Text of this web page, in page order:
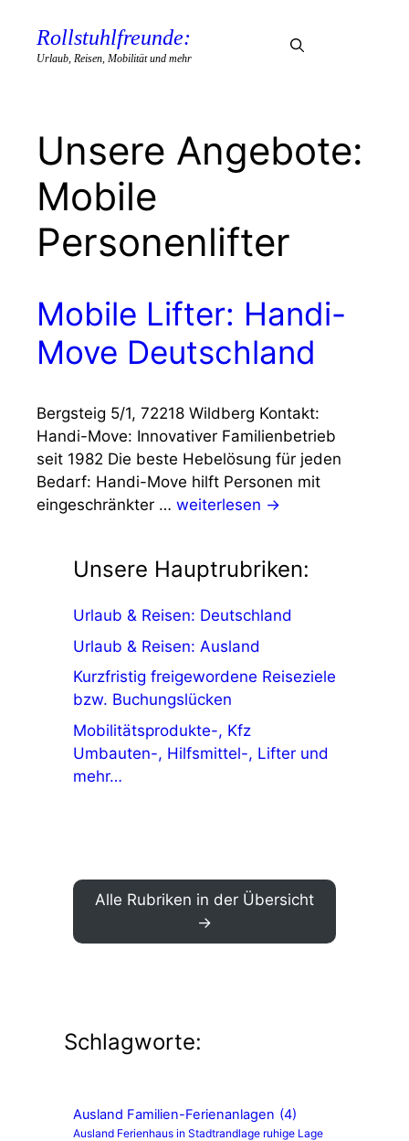
Inhalt
springen
Rollstuhlfreunde:
Urlaub, Reisen, Mobilität und mehr
Mobile
Personenlifter
Mobile Lifter: Handi-
Move Deutschland
Bergsteig 5/1, 72218 Wildberg Kontakt:
Handi-Move: Innovativer Familienbetrieb
seit 1982 Die beste Hebelösung für jeden
Bedarf: Handi-Move hilft Personen mit
eingeschränkter … weiterlesen →
Unsere Hauptrubriken:
Urlaub & Reisen: Deutschland
Urlaub & Reisen: Ausland
Kurzfristig freigewordene Reiseziele
bzw. Buchungslücken
Mobilitätsprodukte-, Kfz
Umbauten-, Hilfsmittel-, Lifter und
mehr…
Alle Rubriken in der Übersicht
Schlagworte:
Ausland Familien-Ferienanlagen (4)
Ausland Ferienhaus in Stadtrandlage ruhige Lage